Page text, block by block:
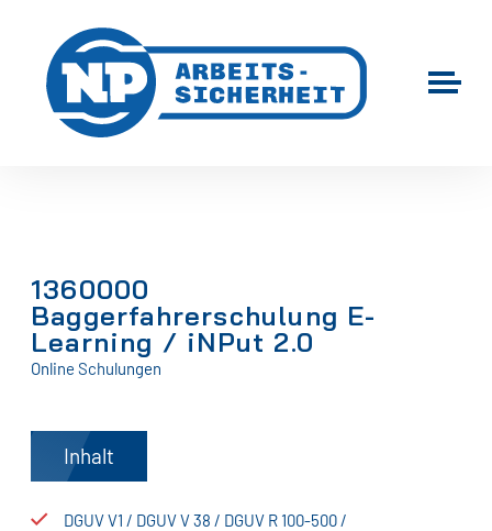
1360000
Baggerfahrerschulung E-
Learning / iNPut 2.0
Online Schulungen
Inhalt
DGUV V1 / DGUV V 38 / DGUV R 100-500 /